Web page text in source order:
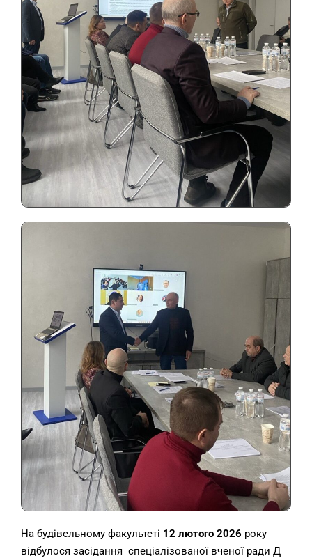
На будівельному факультеті 12 лютого 2026 року
відбулося засідання спеціалізованої вченої ради Д